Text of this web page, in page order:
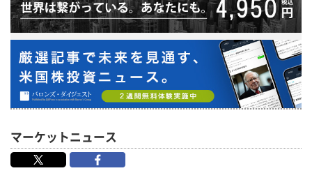
マーケットニュース